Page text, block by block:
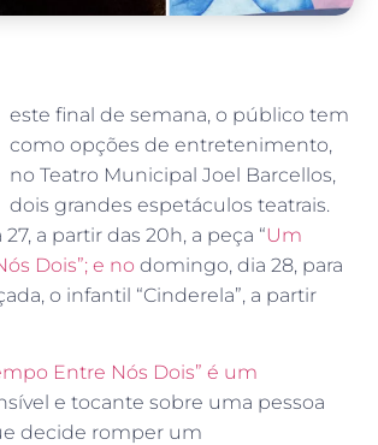
este final de semana, o público tem
como opções de entretenimento,
no Teatro Municipal Joel Barcellos,
dois grandes espetáculos teatrais.
a partir das 20h, a peça “Um
Dois”; e no domingo, dia 28, para
o infantil “Cinderela”, a partir
Entre Nós Dois” é um
e tocante sobre uma pessoa
decide romper um